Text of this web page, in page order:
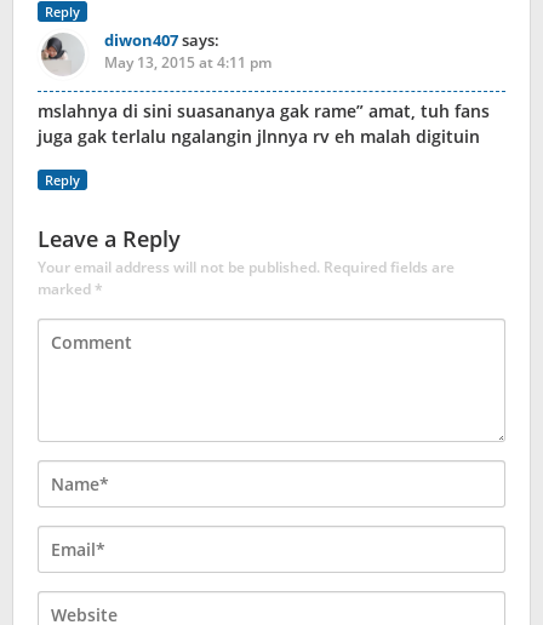
Reply
diwon407says:
May 13, 2015 at 4:11 pm
mslahnya di sini suasananya gak rame” amat, tuh fans
juga gak terlalu ngalangin jlnnya rv eh malah digituin
Reply
Leave a Reply
Your email address will not be published. Required fields are
marked*